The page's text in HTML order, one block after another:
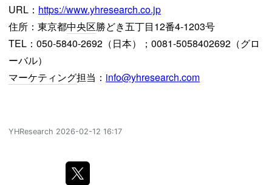
URL： https://www.yhresearch.co.jp
住所：東京都中央区勝どき五丁目12番4-1203号
TEL：050-5840-2692（日本）；0081-5058402692（グロ
ーバル）
マーケティング担当： info@yhresearch.com
YHResearch 2026-02-12 16:17